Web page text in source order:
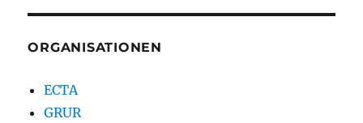
ORGANISATIONEN
ECTA
GRUR